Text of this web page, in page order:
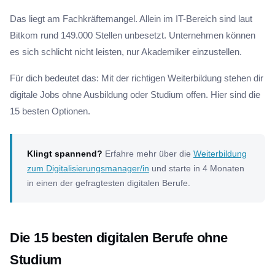
Das liegt am Fachkräftemangel. Allein im IT-Bereich sind laut
Bitkom rund 149.000 Stellen unbesetzt. Unternehmen können
es sich schlicht nicht leisten, nur Akademiker einzustellen.
Für dich bedeutet das: Mit der richtigen Weiterbildung stehen dir
digitale Jobs ohne Ausbildung oder Studium offen. Hier sind die
15 besten Optionen.
Klingt spannend? Erfahre mehr über die Weiterbildung
zum Digitalisierungsmanager/in und starte in 4 Monaten
in einen der gefragtesten digitalen Berufe.
Die 15 besten digitalen Berufe ohne
Studium